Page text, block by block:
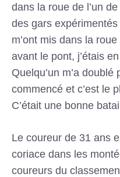
dans la roue de l’un
des gars
m’ont mis dans la
avant le pont, j’étais
Quelqu’un m’a
commencé et c’est le
C’était une bonne
Le coureur de 31 ans
coriace dans les
coureurs du